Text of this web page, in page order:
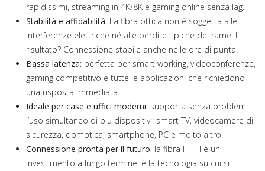
rapidissimi, streaming in 4K/8K e gaming online senza lag.
Stabilità e affidabilità: La fibra ottica non è soggetta alle
interferenze elettriche né alle perdite tipiche del rame. Il
risultato? Connessione stabile anche nelle ore di punta.
Bassa latenza: perfetta per smart working, videoconferenze,
gaming competitivo e tutte le applicazioni che richiedono
una risposta immediata.
Ideale per case e uffici moderni: supporta senza problemi
l’uso simultaneo di più dispositivi: smart TV, videocamere di
sicurezza, domotica, smartphone, PC e molto altro.
Connessione pronta per il futuro: la fibra FTTH è un
investimento a lungo termine: è la tecnologia su cui si